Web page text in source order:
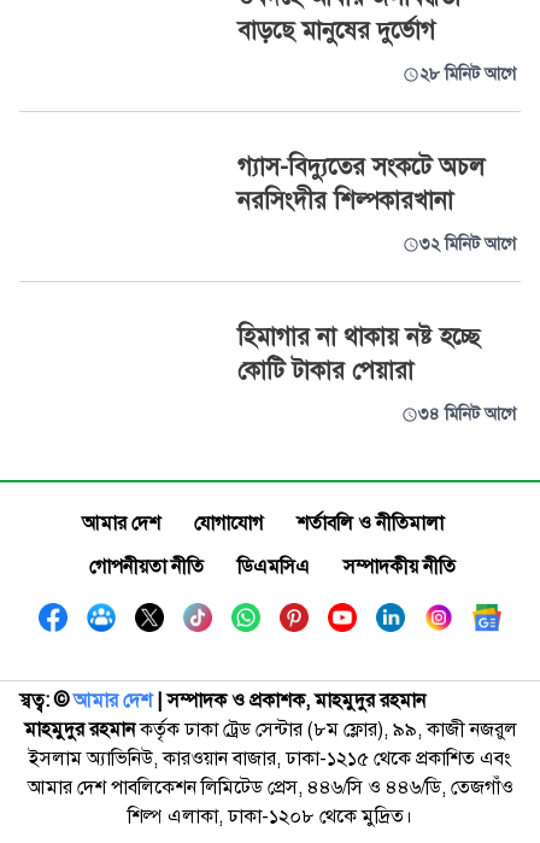
বাড়ছে মানুষের দুর্ভোগ
২৮ মিনিট আগে
গ্যাস-বিদ্যুতের সংকটে অচল
নরসিংদীর শিল্পকারখানা
৩২ মিনিট আগে
হিমাগার না থাকায় নষ্ট হচ্ছে
কোটি টাকার পেয়ারা
৩৪ মিনিট আগে
আমার দেশ যোগাযোগ
শর্তাবলি ও নীতিমালা
গোপনীয়তা নীতি
ডিএমসিএ সম্পাদকীয় নীতি
স্বত্ব: ©️আমার দেশ| সম্পাদক ও প্রকাশক, মাহমুদুর রহমান
মাহমুদুর রহমানকর্তৃক ঢাকা ট্রেড সেন্টার (৮ম ফ্লোর), ৯৯, কাজী নজরুল
ইসলাম অ্যাভিনিউ, কারওয়ান বাজার, ঢাকা-১২১৫ থেকে প্রকাশিত এবং
আমার দেশ পাবলিকেশন লিমিটেড প্রেস, ৪৪৬/সি ও ৪৪৬/ডি, তেজগাঁও
শিল্প এলাকা, ঢাকা-১২০৮ থেকে মুদ্রিত।